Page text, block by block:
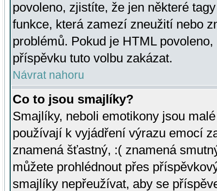
povoleno, zjistíte, že jen některé
funkce, která zamezí zneužití nebo
problémů. Pokud je HTML
příspěvku tuto volbu zakázat.
Návrat nahoru
Co to jsou smajlíky?
Smajlíky, neboli emotikony jsou
používají k vyjádření výrazu emocí
znamená šťastný, :( znamená
můžete prohlédnout přes
smajlíky nepřeužívat, aby se